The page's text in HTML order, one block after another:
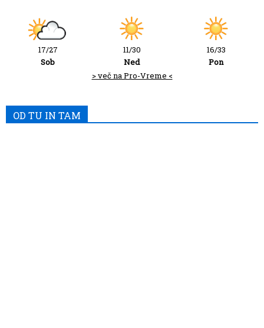
17/27
Sob
11/30
Ned
16/33
Pon
> več na Pro-Vreme <
OD TU IN TAM